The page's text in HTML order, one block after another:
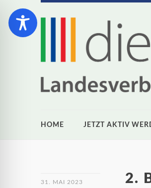
HOME JETZT AKTIV
31. MAI 2023 2.